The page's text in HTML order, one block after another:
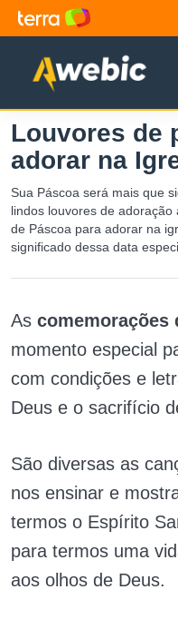
Louvores de
adorar na
Sua Páscoa será mais que
lindos louvores de
de Páscoa para adorar na
significado dessa data
As comemorações
momento especial
com condições e
Deus e o sacrifício
São diversas as
nos ensinar e
termos o Espírito
para termos uma
aos olhos de Deus.